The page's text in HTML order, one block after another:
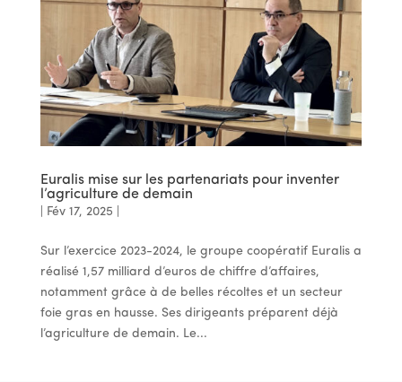
Euralis mise sur les partenariats pour inventer
l’agriculture de demain
Fév 17, 2025
Sur l’exercice 2023-2024, le groupe coopératif Euralis a
réalisé 1,57 milliard d’euros de chiffre d’affaires,
notamment grâce à de belles récoltes et un secteur
foie gras en hausse. Ses dirigeants préparent déjà
l’agriculture de demain. Le...